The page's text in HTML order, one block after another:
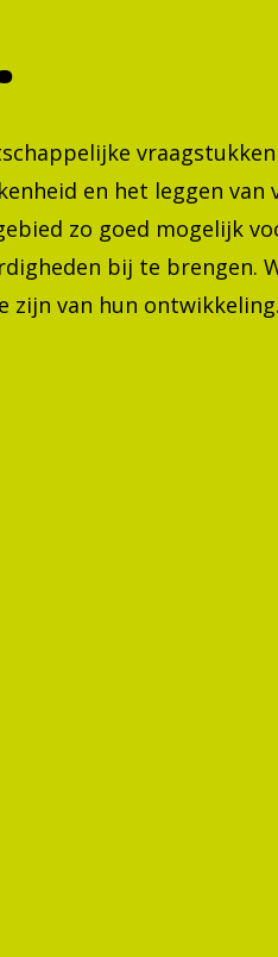
en het leggen van
zo goed mogelijk
bij te brengen.
zijn van hun ontwikkeling.